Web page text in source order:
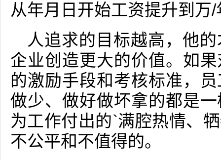
从年月日开始工资提升到万
人追求的目标越高，他
企业创造更大的价值。如
的激励手段和考核标准，
做少、做好做坏拿的都是
为工作付出的`满腔热情、
不公平和不值得的。